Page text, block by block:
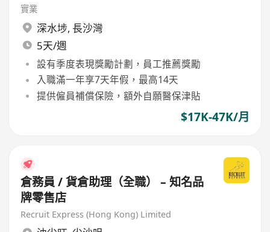
實業
深水埗, 長沙灣
5天/週
設有季度表現獎勵計劃，員工推薦獎勵
入職滿一年享7天年假，最高14天
提供僱員補償保險，額外自願醫保津貼
$17K-47K/月
倉務員 / 貨倉助理（全職） – 知名品
牌零售店
Recruit Express (Hong Kong) Limited